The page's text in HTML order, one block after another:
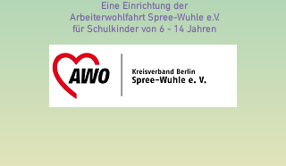
Eine Einrichtung der
Arbeiterwohlfahrt Spree-Wuhle e.V.
für Schulkinder von 6 - 14 Jahren